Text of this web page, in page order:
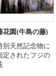
花園(牛島の藤)
別天然記念物に
定されたフジの